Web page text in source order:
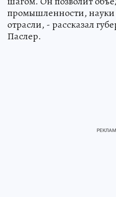
промышленности, науки
отрасли, - рассказал
Паслер.